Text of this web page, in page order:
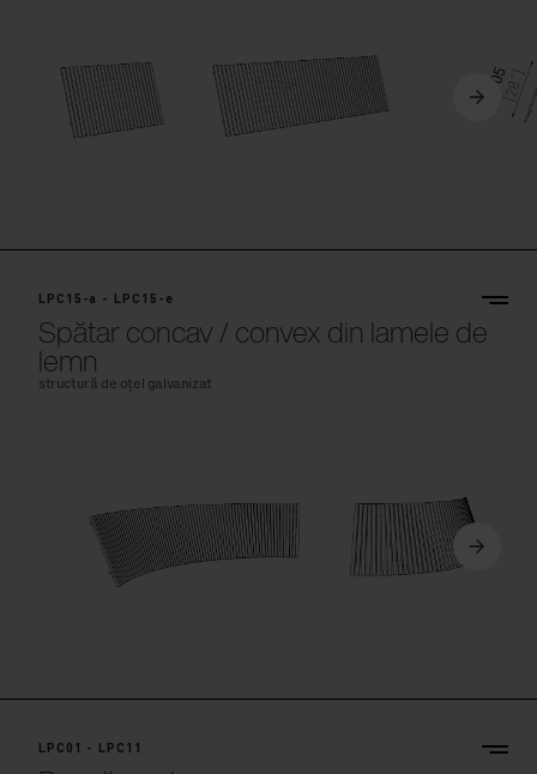
LPC15-a - LPC15-e
Spătar concav / convex din lamele de
lemn
structură de oțel galvanizat
LPC01 - LPC11